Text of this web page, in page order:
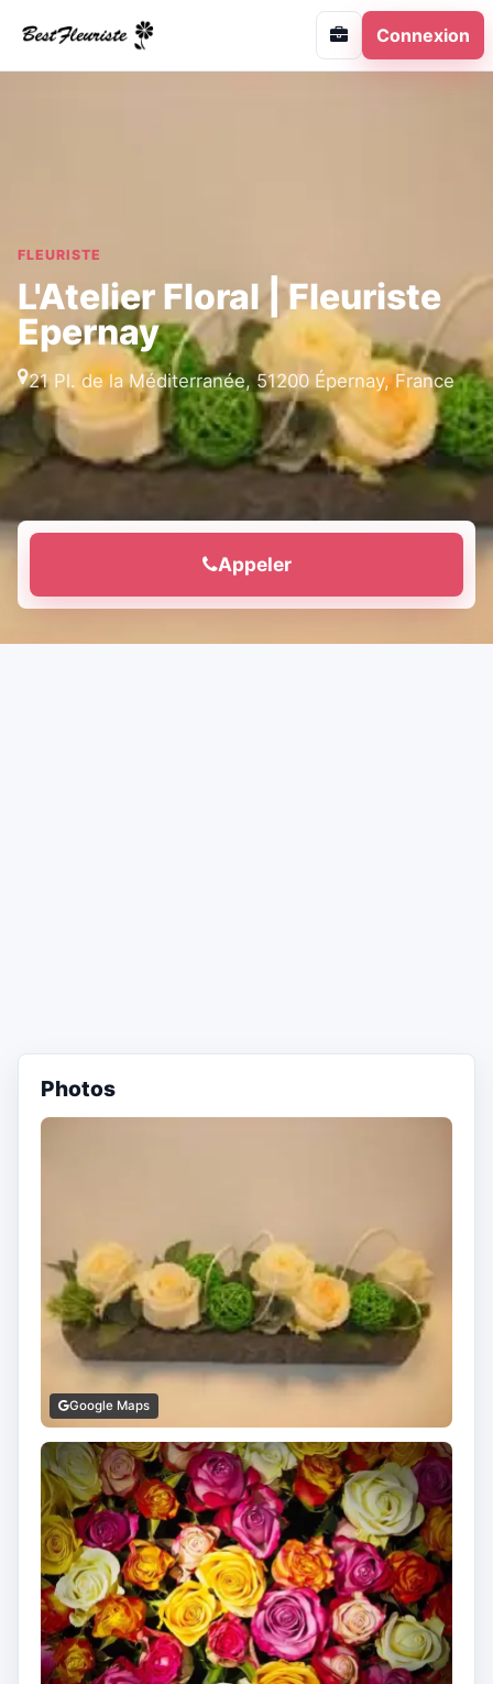
Connexion
FLEURISTE
L'Atelier Floral | Fleuriste
Epernay
21 Pl. de la Méditerranée, 51200 Épernay, France
Appeler
Photos
Google Maps